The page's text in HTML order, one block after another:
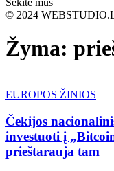
Sekite mus
© 2024
Žyma:
EUROPOS ŽINIOS
Čekijos
investuoti į
prieštarauja tam